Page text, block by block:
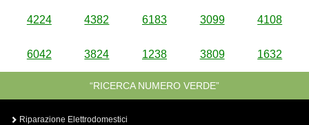
4224 4382 6183 3099 4108
6042 3824 1238 3809 1632
“RICERCA NUMERO VERDE”
Riparazione Elettrodomestici